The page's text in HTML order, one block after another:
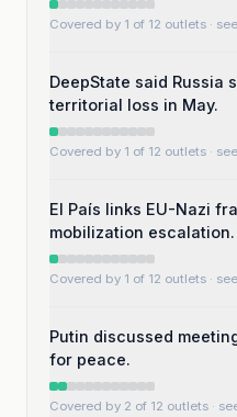
Covered by 1 of 12 outlets ·
DeepState said Russia
territorial loss in May.
Covered by 1 of 12 outlets ·
El País links EU-Nazi
mobilization escalation.
Covered by 1 of 12 outlets ·
Putin discussed
for peace.
Covered by 2 of 12 outlets ·